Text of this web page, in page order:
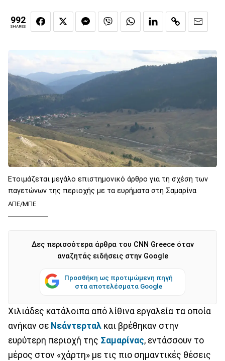
992
SHARES
Ετοιμάζεται μεγάλο επιστημονικό άρθρο για τη σχέση των
παγετώνων της περιοχής με τα ευρήματα στη Σαμαρίνα
ΑΠΕ/ΜΠΕ
Δες περισσότερα άρθρα του CNN Greece όταν
αναζητάς ειδήσεις στην Google
Προσθήκη ως προτιμώμενη πηγή
στα αποτελέσματα Google
Χιλιάδες κατάλοιπα από λίθινα εργαλεία τα οποία
ανήκαν σε Νεάντερταλ και βρέθηκαν στην
ευρύτερη περιοχή της Σαμαρίνας, εντάσσουν το
μέρος στον «χάρτη» με τις πιο σημαντικές θέσεις